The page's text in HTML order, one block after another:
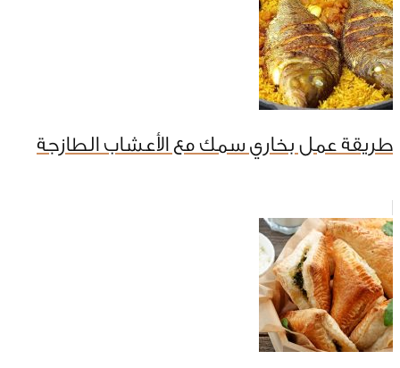
طريقة عمل بخاري سمك مع الأعشاب الطازجة